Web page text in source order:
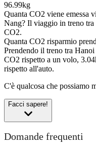
96.99kg
Quanta CO2 viene emessa
Nang? Il viaggio in treno
CO2.
Quanta CO2 risparmio
Prendendo il treno tra
CO2 rispetto a un volo,
rispetto all'auto.
C'è qualcosa che possiamo
Facci sapere!
Domande frequenti